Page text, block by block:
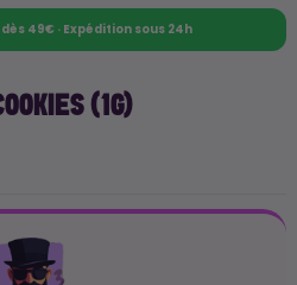
49€ · Expédition sous 24h
(1G)